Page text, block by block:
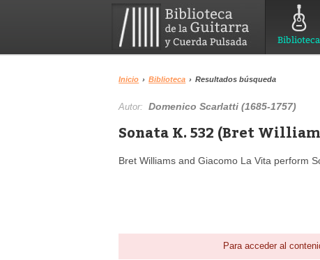
Biblioteca
Inicio › Biblioteca › Resultados búsqueda
Autor:Domenico Scarlatti (1685-1757)
Sonata K. 532 (Bret
Bret Williams and Giacomo La Vita perform
Para acceder al